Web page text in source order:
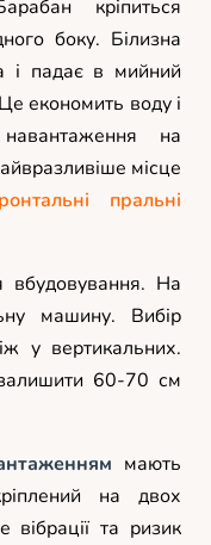
кріпиться
боку. Білизна
і падає в мийний
економить воду і
на
місце
пральні
вбудовування. На
машину. Вибір
у вертикальних.
60-70 см
мають
на двох
та ризик